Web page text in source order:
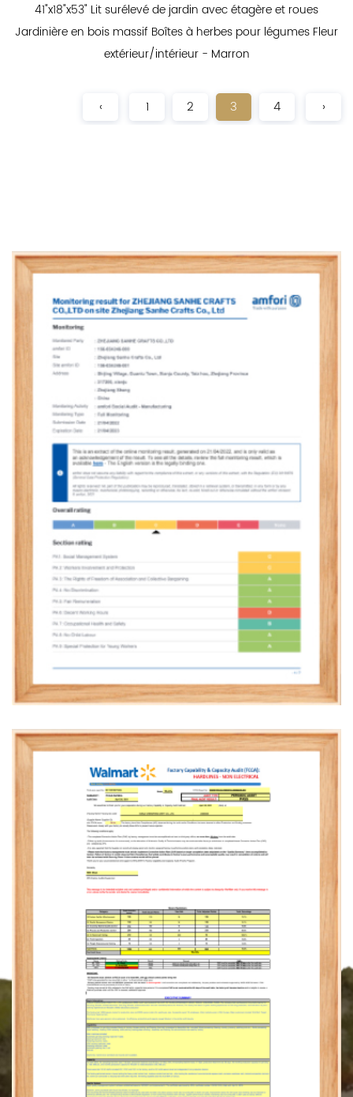
41"x18"x53" Lit surélevé de jardin avec étagère et roues
Jardinière en bois massif Boîtes à herbes pour légumes Fleur
extérieur/intérieur - Marron
‹ 1 2 3 4 ›